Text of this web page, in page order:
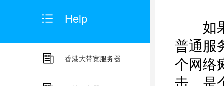
Help
香港大带宽服务器
如果
普通服
个网络
击，是